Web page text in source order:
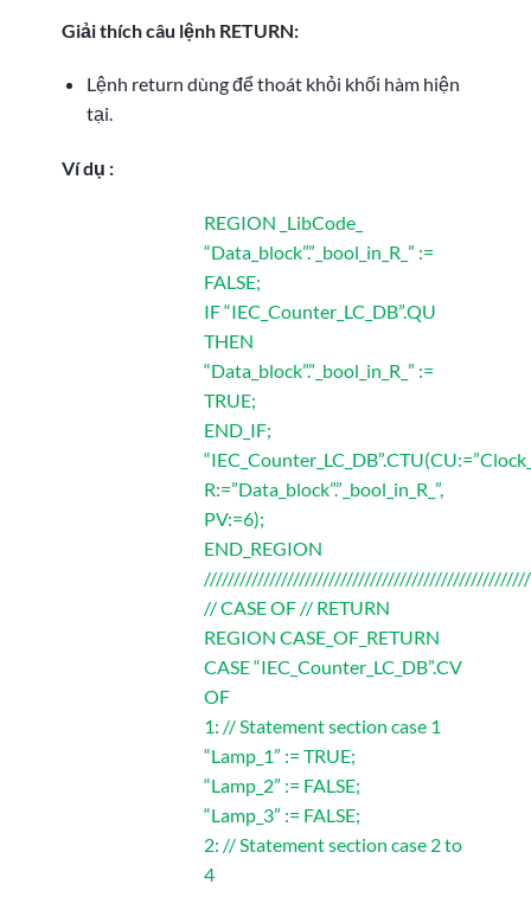
Giải thích câu lệnh RETURN:
Lệnh return dùng để thoát khỏi khối hàm hiện
tại.
Ví dụ :
REGION _LibCode_
“Data_block”.”_bool_in_R_” :=
FALSE;
IF “IEC_Counter_LC_DB”.QU
THEN
“Data_block”.”_bool_in_R_” :=
TRUE;
END_IF;
R:=”Data_block”.”_bool_in_R_”,
PV:=6);
END_REGION
///////////////////////////////////////////////////////
// CASE OF // RETURN
REGION CASE_OF_RETURN
CASE “IEC_Counter_LC_DB”.CV
OF
1: // Statement section case 1
“Lamp_1” := TRUE;
“Lamp_2” := FALSE;
“Lamp_3” := FALSE;
2: // Statement section case 2 to
4